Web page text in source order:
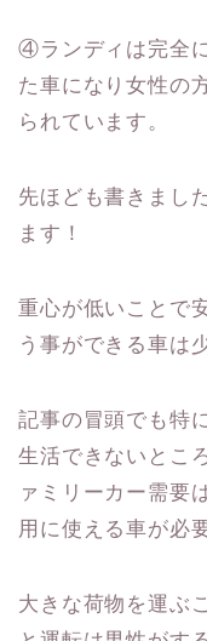
④ランディは完全
た車になり女性の
られています。
先ほども書きまし
ます！
重心が低いことで
う事ができる車は
記事の冒頭でも特
生活できないとこ
ァミリーカー需要
用に使える車が必
大きな荷物を運ぶ